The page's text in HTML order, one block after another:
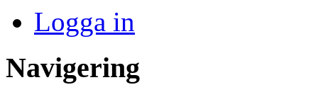
Logga in
Navigering